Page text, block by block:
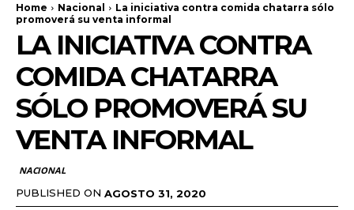
Home Nacional
La iniciativa contra comida chatarra sólo
promoverá su venta informal
LA INICIATIVA CONTRA
COMIDA CHATARRA
SÓLO PROMOVERÁ SU
VENTA INFORMAL
NACIONAL
PUBLISHED ON AGOSTO 31, 2020